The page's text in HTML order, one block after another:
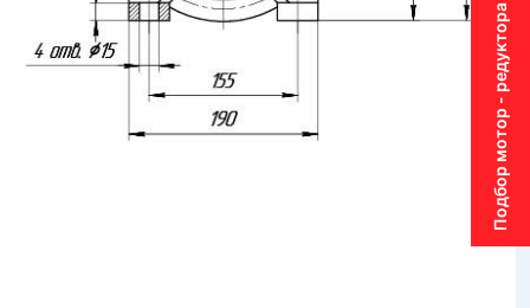
Подбор мотор - редуктора